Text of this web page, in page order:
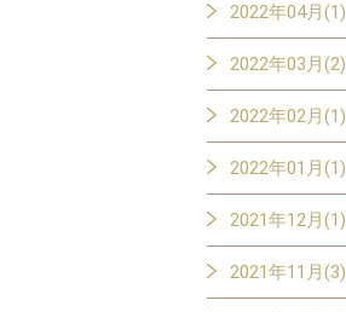
2022年04月(1)
2022年03月(2)
2022年02月(1)
2022年01月(1)
2021年12月(1)
2021年11月(3)